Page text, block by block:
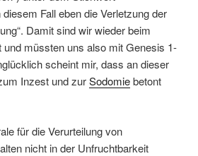
diesem Fall eben die Verletzung der
Damit sind wir wieder beim
müssten uns also mit Genesis 1-
scheint mir, dass an dieser
Inzest und zurSodomiebetont
für die Verurteilung von
nicht in der Unfruchtbarkeit